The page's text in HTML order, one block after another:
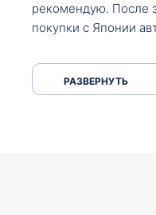
рекомендую. После
покупки с Японии
что заполнить, куда
приехал за авто.
РАЗВЕРНУТЬ